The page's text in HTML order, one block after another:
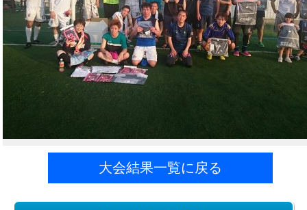
大会結果一覧に戻る